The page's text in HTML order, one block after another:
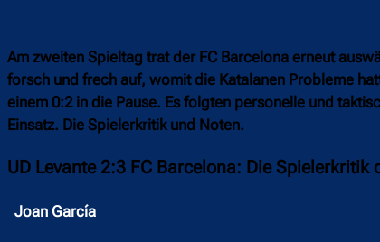
Am zweiten Spieltag trat der FC Barcelona erneut
forsch und frech auf, womit die Katalanen Probleme
einem 0:2 in die Pause. Es folgten personelle und
Einsatz. Die Spielerkritik und Noten.
UD Levante 2:3 FC Barcelona: Die Spielerkritik
Joan García